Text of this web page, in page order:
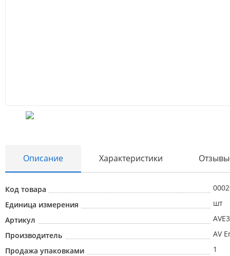
Описание Характеристики
Код товара
Единица измерения
шт
Артикул
Производитель
AV
Продажа упаковками
1